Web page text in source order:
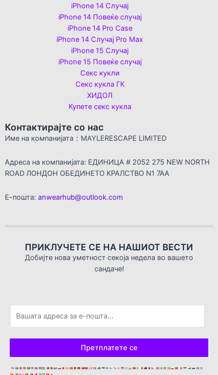
iPhone 14 Случај
iPhone 14 Повеќе случај
iPhone 14 Pro Case
iPhone 14 Случај Pro Max
iPhone 15 Случај
iPhone 15 Повеќе случај
Секс кукли
Секс кукла ГК
ХИДОЛ
Купете секс кукла
Контактирајте со нас
Име на компанијата：MAYLERESCAPE LIMITED
Адреса на компанијата: ЕДИНИЦА # 2052 275 NEW NORTH
ROAD ЛОНДОН ОБЕДИНЕТО КРАЛСТВО N1 7AA
Е-пошта: anwearhub@outlook.com
ПРИКЛУЧЕТЕ СЕ НА НАШИОТ ВЕСТИ
Добијте нова уметност секоја недела во вашето
сандаче!
ш
т
Претплатете се